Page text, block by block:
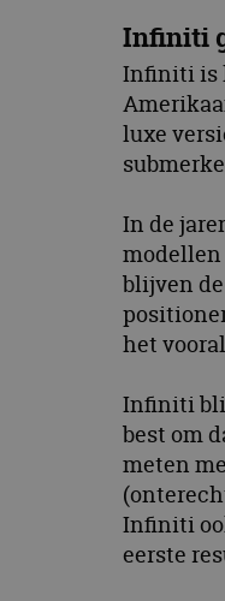
Infiniti
Infiniti is
luxe
In de
blijven
het
Infiniti
best om
meten
Infiniti
eerste